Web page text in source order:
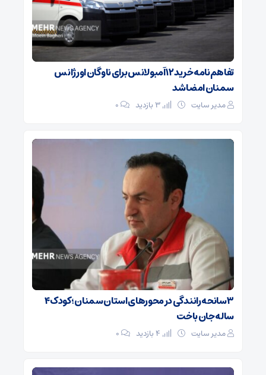
تفاهم‌نامه خرید ۱۲ آمبولانس برای ناوگان اورژانس
سمنان امضا شد
مدیر سایت ۰
۳ سانحه رانندگی در محورهای استان سمنان؛ کودک ۴
ساله جان باخت
مدیر سایت ۰